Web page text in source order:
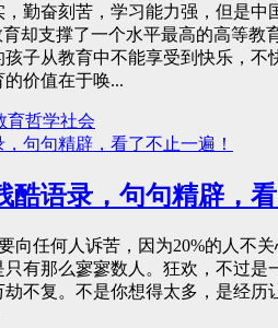
勤奋刻苦，学习能力强，但是
却支撑了一个水平最高的高等
子从教育中不能享受到快乐，
价值在于唤...
育哲学社会
酷语录，句句精辟，
向任何人诉苦，因为20%的人
有那么寥寥数人。狂欢，不过
不复。不是你想得太多，是经